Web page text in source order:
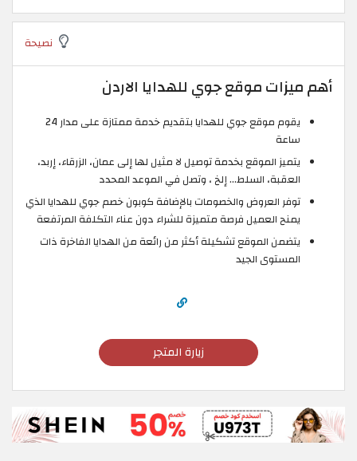
نصيحة
أهم ميزات موقع جوي للهدايا الاردن
يقوم موقع جوي للهدايا بتقديم خدمة ممتازة على مدار 24
ساعة
يتميز الموقع بخدمة توصيل لا مثيل لها إلى عمان، الزرقاء، إربد،
العقبة، السلط... إلخ ، وتصل في الموعد المحدد
توفر العروض والخصومات بالإضافة كوبون خصم جوي للهدايا الذي
يمنح العميل فرصة متميزة للشراء دون عناء التكلفة المرتفعة
يتضمن الموقع تشكيلة أكثر من رائعة من الهدايا الفاخرة ذات
المستوى الجيد
زيارة المتجر